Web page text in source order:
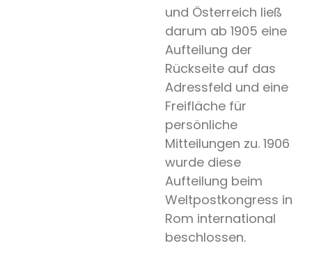
Hochzeit
Save
the
Date
Spezialpapier
und Österreich ließ
darum ab 1905 eine
Aufteilung der
Rückseite auf das
Adressfeld und eine
Freifläche für
persönliche
Mitteilungen zu. 1906
wurde diese
Aufteilung beim
Weltpostkongress in
Rom international
beschlossen.